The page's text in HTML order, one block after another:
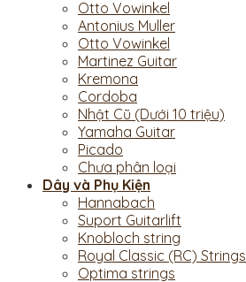
Otto Vowinkel
Antonius Muller
Otto Vowinkel
Martinez Guitar
Kremona
Cordoba
Nhật Cũ (Dưới 10 triệu)
Yamaha Guitar
Picado
Chưa phân loại
Dây và Phụ Kiện
Hannabach
Suport Guitarlift
Knobloch string
Royal Classic (RC) Strings
Optima strings